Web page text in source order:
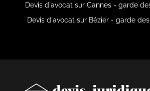
Devis d'avocat sur Cannes - garde
Devis d'avocat sur Bézier - garde